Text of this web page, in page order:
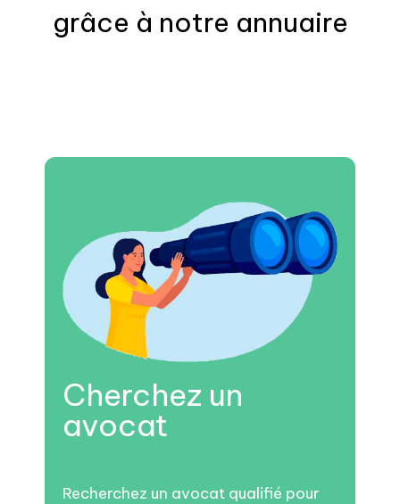
grâce à notre annuaire
Cherchez un
avocat
Recherchez un avocat qualifié pour